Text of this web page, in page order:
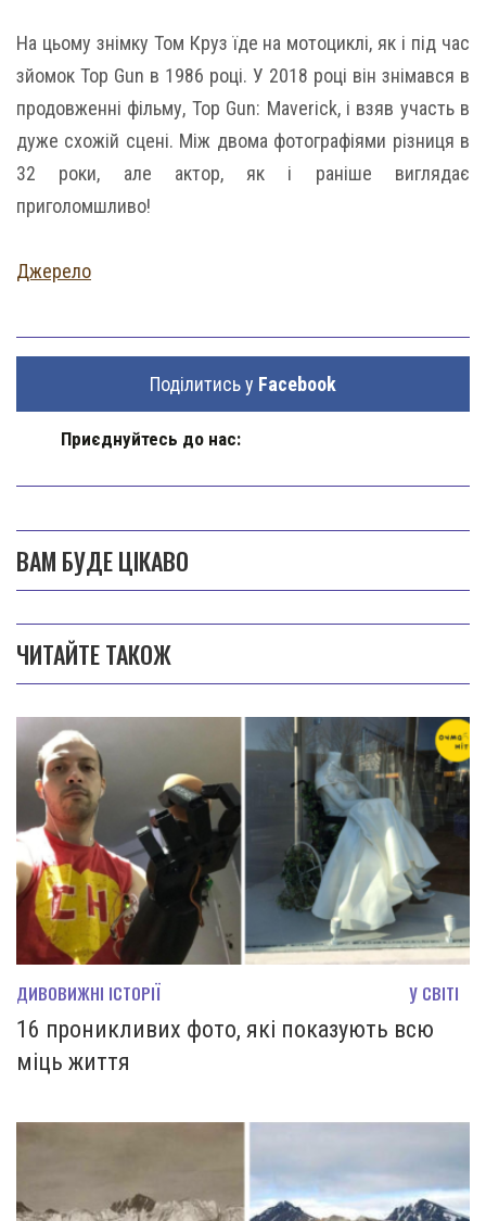
На цьому знімку Том Круз їде на мотоциклі, як і під час
зйомок Top Gun в 1986 році. У 2018 році він знімався в
продовженні фільму, Top Gun: Maverick, і взяв участь в
дуже схожій сцені. Між двома фотографіями різниця в
32 роки, але актор, як і раніше виглядає
приголомшливо!
Джерело
Поділитись у Facebook
Приєднуйтесь до нас:
ВАМ БУДЕ ЦІКАВО
ЧИТАЙТЕ ТАКОЖ
ДИВОВИЖНІ ІСТОРІЇ У СВІТІ
16 проникливих фото, які показують всю
міць життя